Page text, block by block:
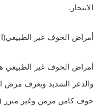
الانتحار.
أمراض الخوف غير
أمراض الخوف غير
والذعر الشديد ويعرف مرض
خوف كامن مزمن وغير